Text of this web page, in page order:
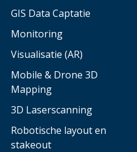
GIS Data Captatie
Monitoring
Visualisatie (AR)
Mobile & Drone 3D
Mapping
3D Laserscanning
Robotische layout en
stakeout